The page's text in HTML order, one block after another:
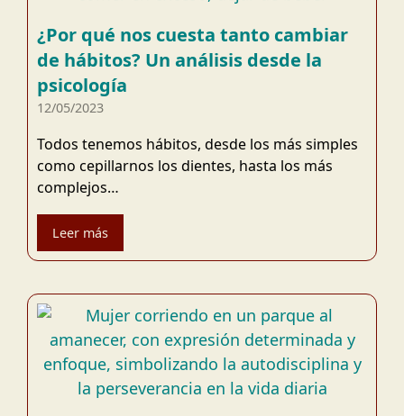
¿Por qué nos cuesta tanto cambiar
de hábitos? Un análisis desde la
psicología
12/05/2023
Todos tenemos hábitos, desde los más simples
como cepillarnos los dientes, hasta los más
complejos…
Leer más